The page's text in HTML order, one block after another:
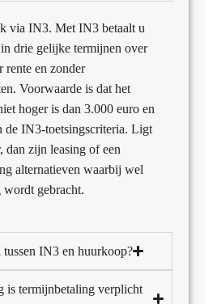
via IN3. Met IN3 betaalt u
drie gelijke termijnen over
rente en zonder
Voorwaarde is dat het
hoger is dan 3.000 euro en
de IN3-toetsingscriteria. Ligt
dan zijn leasing of een
alternatieven waarbij wel
wordt gebracht.
IN3 en huurkoop?
is termijnbetaling verplicht